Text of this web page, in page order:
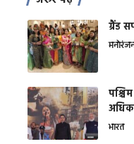
ग्रैंड
भारत